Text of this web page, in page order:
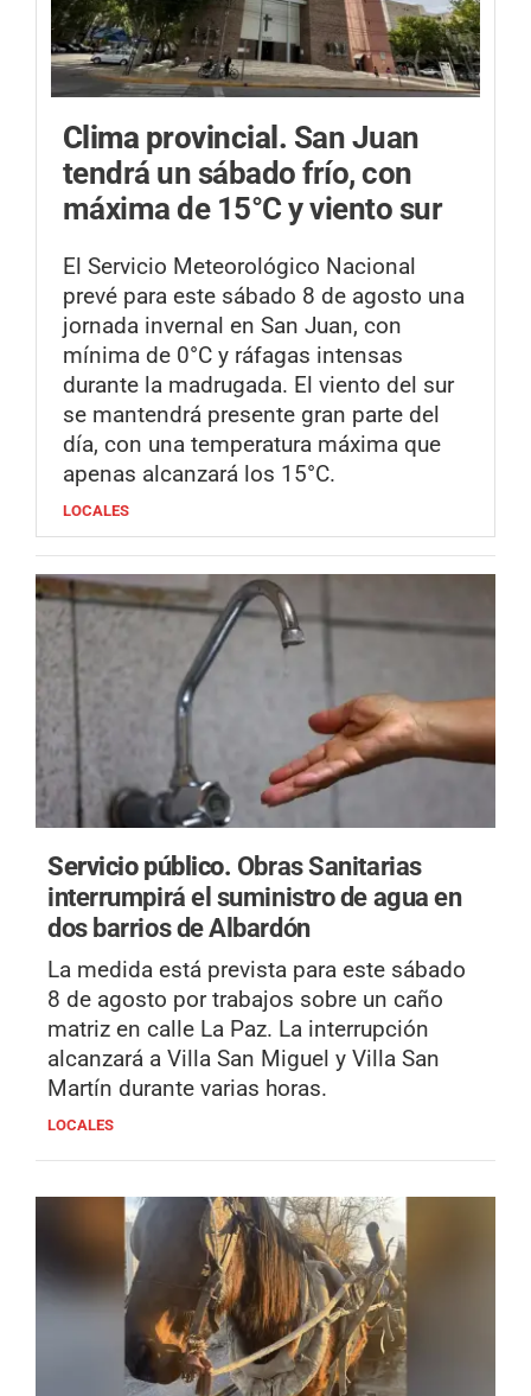
Clima provincial. San Juan
tendrá un sábado frío, con
máxima de 15°C y viento sur
El Servicio Meteorológico Nacional
prevé para este sábado 8 de agosto una
jornada invernal en San Juan, con
mínima de 0°C y ráfagas intensas
durante la madrugada. El viento del sur
se mantendrá presente gran parte del
día, con una temperatura máxima que
apenas alcanzará los 15°C.
LOCALES
Servicio público. Obras Sanitarias
interrumpirá el suministro de agua en
dos barrios de Albardón
La medida está prevista para este sábado
8 de agosto por trabajos sobre un caño
matriz en calle La Paz. La interrupción
alcanzará a Villa San Miguel y Villa San
Martín durante varias horas.
LOCALES